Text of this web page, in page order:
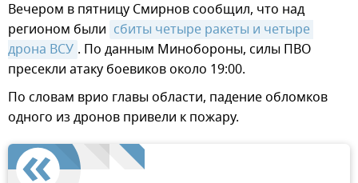
Вечером в пятницу Смирнов сообщил, что над
регионом были сбиты четыре ракеты и четыре
дрона ВСУ . По данным Минобороны, силы ПВО
пресекли атаку боевиков около 19:00.
По словам врио главы области, падение обломков
одного из дронов привели к пожару.